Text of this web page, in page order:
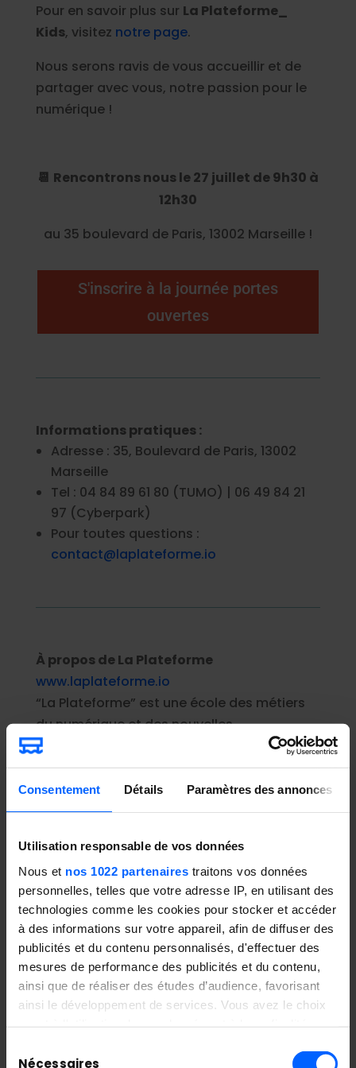
Consentement Détails Paramètres des annonces
Utilisation responsable de vos données
Nous et nos 1022 partenaires traitons vos données
personnelles, telles que votre adresse IP, en utilisant des
technologies comme les cookies pour stocker et accéder
à des informations sur votre appareil, afin de diffuser des
publicités et du contenu personnalisés, d'effectuer des
mesures de performance des publicités et du contenu,
ainsi que de réaliser des études d’audience, favorisant
ainsi le développement de services. Vous avez le choix
tout moment en consultant la Déclaration relative aux
Nécessaires
Pour en savoir plus sur La Plateforme_
Kids, visitez notre page.
Nous serons ravis de vous accueillir et de
partager avec vous, notre passion pour le
numérique !
📆 Rencontrons nous le 27 juillet de 9h30 à
12h30
au 35 boulevard de Paris, 13002 Marseille !
S'inscrire à la journée portes
ouvertes
Informations pratiques :
Adresse : 35, Boulevard de Paris, 13002
Marseille
Tel : 04 84 89 61 80 (TUMO) | 06 49 84 21
97 (Cyberpark)
Pour toutes questions :
contact@laplateforme.io
À propos de La Plateforme
www.laplateforme.io
“La Plateforme” est une école des métiers
du numérique et des nouvelles
technologies, cofondée avec le ClubTop20
réunissant les grandes entreprises de la
Métropole Aix-Marseille. Elle comprend des
formations diversifiées en web,
systèmes immersifs et image numérique,
innovation ; sur des niveaux allant jusqu’au
Bac+5. L’école est ouverte à tous sans
condition d’âge ni de diplôme à l’entrée et
propose une scolarité aux frais
intégralement pris en charge dans le cadre
de l’alternance.
L’ambition de “La Plateforme” est de
proposer une offre de formations qui